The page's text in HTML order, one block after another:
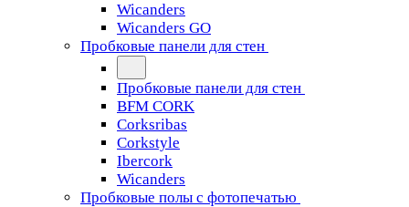
Wicanders
Wicanders GO
Пробковые панели для стен
Пробковые панели для стен
BFM CORK
Corksribas
Corkstyle
Ibercork
Wicanders
Пробковые полы с фотопечатью